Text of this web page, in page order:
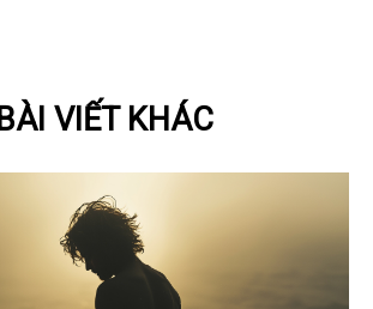
BÀI VIẾT KHÁC